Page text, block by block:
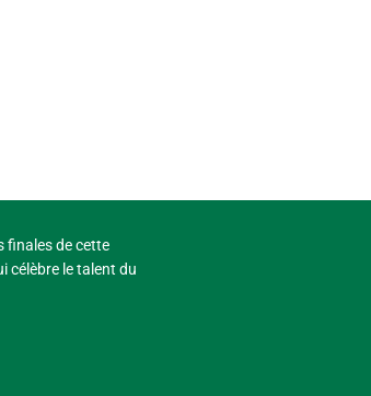
finales de cette
célèbre le talent du